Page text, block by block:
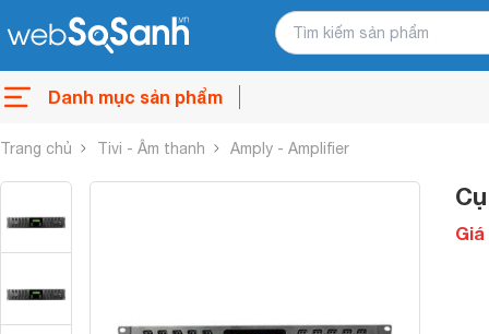
Danh mục sản phẩm
Trang chủ Tivi - Âm thanh Amply - Amplifier
Giá